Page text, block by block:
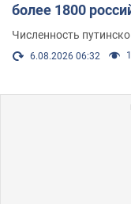
более 1800
Численность
6.08.2026 06:32